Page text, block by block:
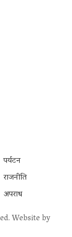
पर्यटन
राजनीति
अपराध
Website by